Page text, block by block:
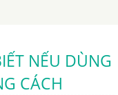
NẾU DÙNG
CÁCH